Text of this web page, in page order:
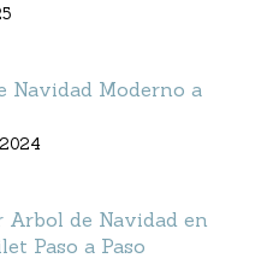
Navidad Moderno a
Arbol de Navidad en
Paso a Paso